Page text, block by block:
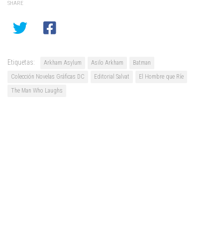
SHARE
Etiquetas: Arkham Asylum Asilo Arkham
Batman
Colección Novelas Gráficas DC
Editorial Salvat
El Hombre que Ríe
The Man Who Laughs